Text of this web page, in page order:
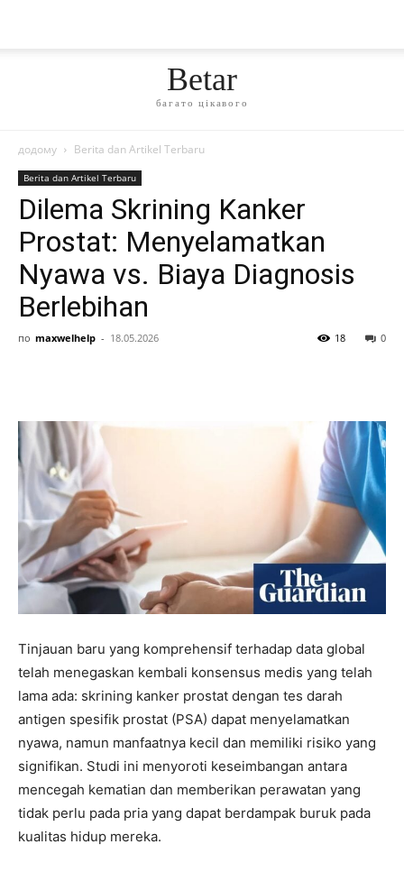
Betar
багато цікавого
додому Berita dan Artikel Terbaru
Berita dan Artikel Terbaru
Dilema Skrining Kanker
Prostat: Menyelamatkan
Nyawa vs. Biaya Diagnosis
Berlebihan
по maxwelhelp - 18.05.2026 0
18
Tinjauan baru yang komprehensif terhadap data global
telah menegaskan kembali konsensus medis yang telah
lama ada: skrining kanker prostat dengan tes darah
antigen spesifik prostat (PSA) dapat menyelamatkan
nyawa, namun manfaatnya kecil dan memiliki risiko yang
signifikan. Studi ini menyoroti keseimbangan antara
mencegah kematian dan memberikan perawatan yang
tidak perlu pada pria yang dapat berdampak buruk pada
kualitas hidup mereka.